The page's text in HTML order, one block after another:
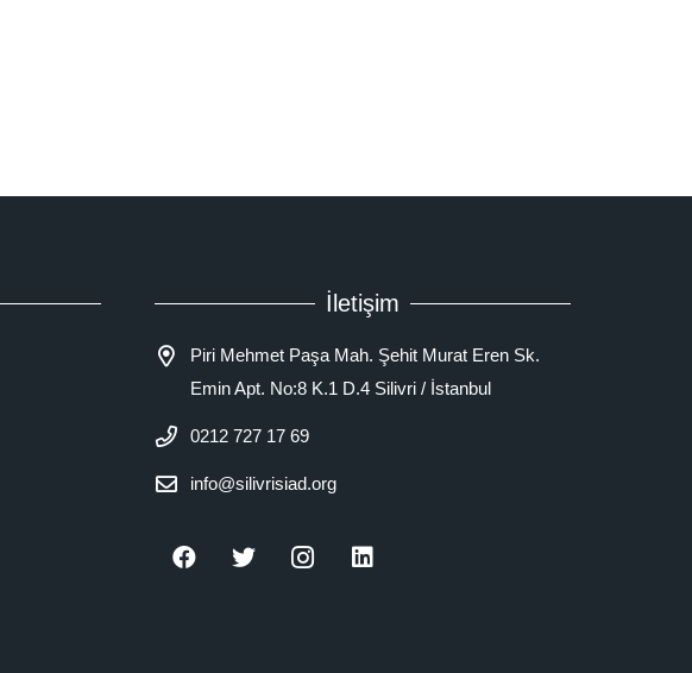
İletişim
Piri Mehmet Paşa Mah. Şehit Murat Eren Sk.
Emin Apt. No:8 K.1 D.4 Silivri / İstanbul
0212 727 17 69
info@silivrisiad.org